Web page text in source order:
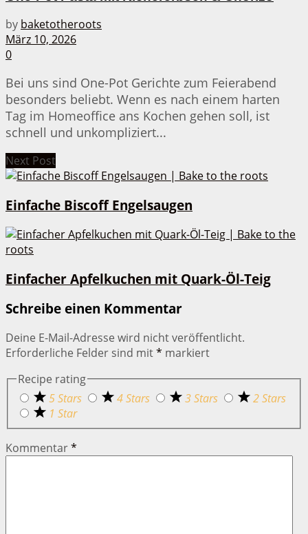
by baketotheroots
März 10, 2026
0
Bei uns sind One-Pot Gerichte zum Feierabend
besonders beliebt. Wenn es nach einem harten
Tag im Homeoffice ans Kochen gehen soll, ist
schnell und unkompliziert...
Next Post
Einfache Biscoff Engelsaugen
Einfacher Apfelkuchen mit Quark-Öl-Teig
Schreibe einen Kommentar
Deine E-Mail-Adresse wird nicht veröffentlicht.
Erforderliche Felder sind mit* markiert
Recipe rating
5 Stars
4 Stars 3 Stars
2 Stars
1 Star
Kommentar*